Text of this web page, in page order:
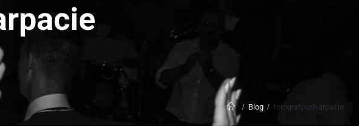
Blog fotografpodkarpacie